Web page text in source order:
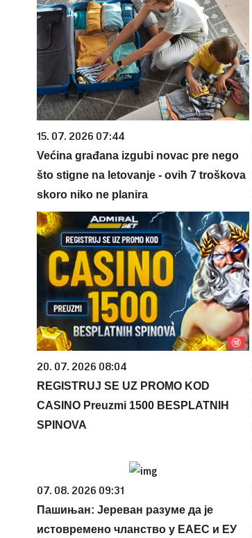
15. 07. 2026 07:44
Većina građana izgubi novac pre nego
što stigne na letovanje - ovih 7 troškova
skoro niko ne planira
20. 07. 2026 08:04
REGISTRUJ SE UZ PROMO KOD
CASINO Preuzmi 1500 BESPLATNIH
SPINOVA
07. 08. 2026 09:31
Пашињан: Јереван разуме да је
истовремено чланство у ЕАЕС и ЕУ